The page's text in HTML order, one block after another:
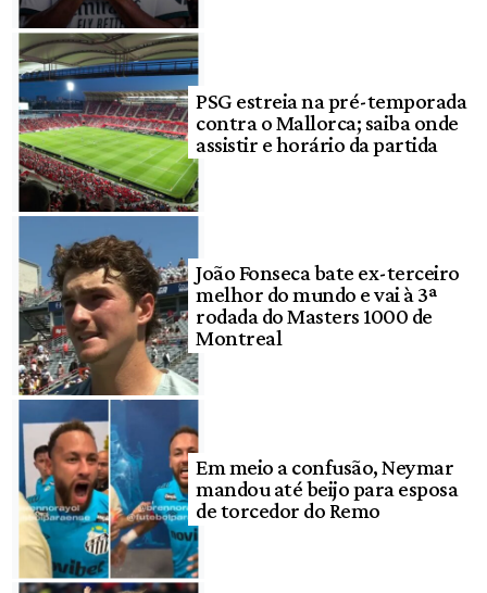
PSG estreia na pré-temporada
contra o Mallorca; saiba onde
assistir e horário da partida
João Fonseca bate ex-terceiro
melhor do mundo e vai à 3ª
rodada do Masters 1000 de
Montreal
Em meio a confusão, Neymar
mandou até beijo para esposa
de torcedor do Remo